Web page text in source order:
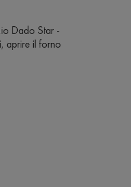
Dado Star -
aprire il forno